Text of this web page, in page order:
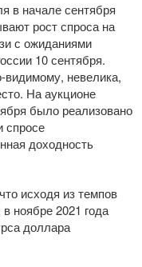
в начале сентября
рост спроса на
с ожиданиями
10 сентября.
видимому, невелика,
На аукционе
было реализовано
спросе
доходность
исходя из темпов
ноябре 2021 года
доллара